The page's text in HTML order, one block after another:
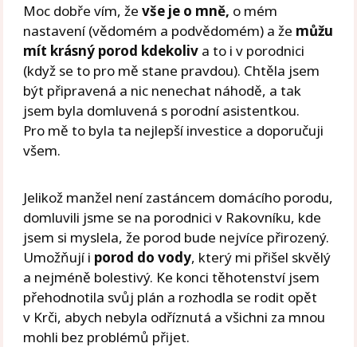
Moc dobře vím, ževše je o mně, o mém
nastavení (vědomém a podvědomém) a že můžu
mít krásný porod kdekoliv a to i v porodnici
(když se to pro mě stane pravdou). Chtěla jsem
být připravená a nic nenechat náhodě, a tak
jsem byla domluvená s porodní asistentkou.
Pro mě to byla ta nejlepší investice a doporučuji
všem.
Jelikož manžel není zastáncem domácího porodu,
domluvili jsme se na porodnici v Rakovníku, kde
jsem si myslela, že porod bude nejvíce přirozený.
Umožňují i porod do vody, který mi přišel skvělý
a nejméně bolestivý. Ke konci těhotenství jsem
přehodnotila svůj plán a rozhodla se rodit opět
v Krči, abych nebyla odříznutá a všichni za mnou
mohli bez problémů přijet.